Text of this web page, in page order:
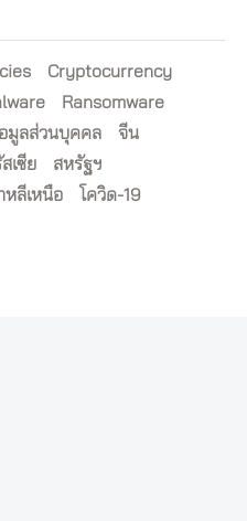
Cryptocurrency
Ransomware
มูลส่วนบุคคล
จีน
สเซีย
สหรัฐฯ
หลีเหนือ โควิด-19